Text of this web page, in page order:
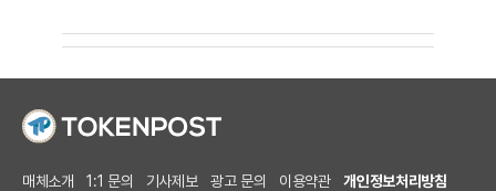
매체소개 1:1 문의 기사제보 광고 문의 이용약관
개인정보처리방침